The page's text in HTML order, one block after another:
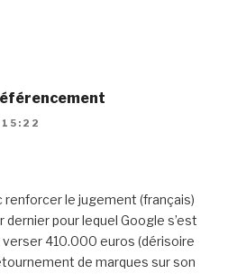
15:22
renforcer le jugement (français)
dernier pour lequel Google s’est
410.000 euros (dérisoire
de marques sur son